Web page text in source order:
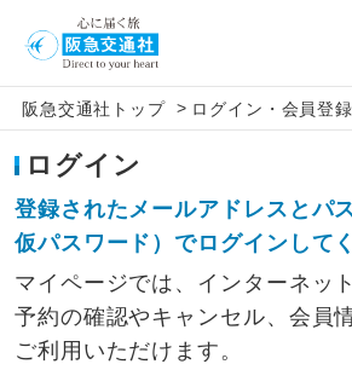
阪急交通社トップ > ログイン・会員登録
ログイン
登録されたメールアドレスとパ
仮パスワード）でログインして
マイページでは、インターネッ
予約の確認やキャンセル、会員
ご利用いただけます。